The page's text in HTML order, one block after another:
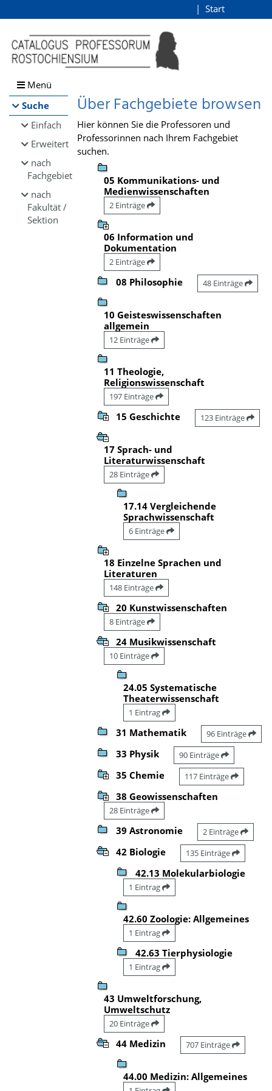
Browsen
direkt zum Inhalt
Start
Menü
Suche
Einfach
Erweitert
nach
Fachgebiet
nach
Fakultät /
Sektion
Über Fachgebiete browsen
Hier können Sie die Professoren und
Professorinnen nach Ihrem Fachgebiet
suchen.
05 Kommunikations- und
Medienwissenschaften
2 Einträge
06 Information und
Dokumentation
2 Einträge
08 Philosophie 48 Einträge
10 Geisteswissenschaften
allgemein
12 Einträge
11 Theologie,
Religionswissenschaft
197 Einträge
15 Geschichte 123 Einträge
17 Sprach- und
Literaturwissenschaft
28 Einträge
17.14 Vergleichende
Sprachwissenschaft
6 Einträge
18 Einzelne Sprachen und
Literaturen
148 Einträge
20 Kunstwissenschaften
8 Einträge
24 Musikwissenschaft
10 Einträge
24.05 Systematische
Theaterwissenschaft
1 Eintrag
31 Mathematik 96 Einträge
33 Physik 90 Einträge
35 Chemie 117 Einträge
38 Geowissenschaften
28 Einträge
39 Astronomie 2 Einträge
42 Biologie 135 Einträge
42.13 Molekularbiologie
1 Eintrag
42.60 Zoologie: Allgemeines
1 Eintrag
42.63 Tierphysiologie
1 Eintrag
43 Umweltforschung,
Umweltschutz
20 Einträge
44 Medizin 707 Einträge
44.00 Medizin: Allgemeines